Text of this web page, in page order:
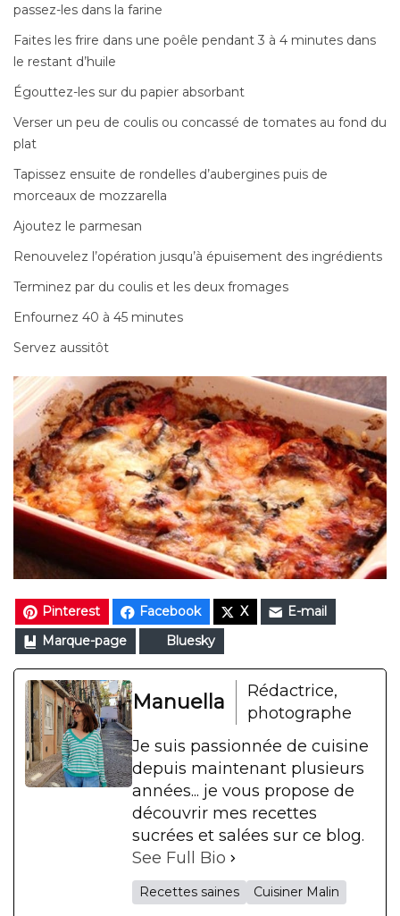
passez-les dans la farine
Faites les frire dans une poêle pendant 3 à 4 minutes dans
le restant d’huile
Égouttez-les sur du papier absorbant
Verser un peu de coulis ou concassé de tomates au fond du
plat
Tapissez ensuite de rondelles d’aubergines puis de
morceaux de mozzarella
Ajoutez le parmesan
Renouvelez l’opération jusqu’à épuisement des ingrédients
Terminez par du coulis et les deux fromages
Enfournez 40 à 45 minutes
Servez aussitôt
Pinterest Facebook X
E-mail
Marque-page
Bluesky
Manuella
Rédactrice,
photographe
Je suis passionnée de cuisine
depuis maintenant plusieurs
années... je vous propose de
découvrir mes recettes
sucrées et salées sur ce blog.
See Full Bio
Recettes saines Cuisiner Malin